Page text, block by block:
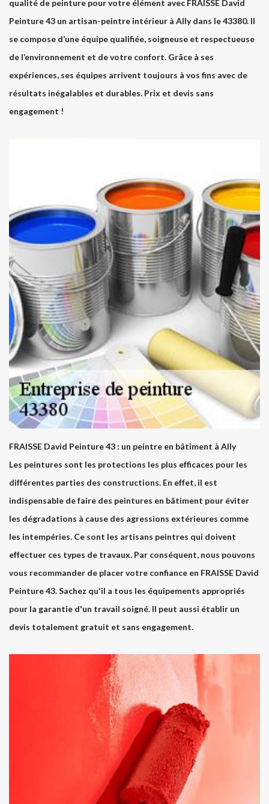
qualité de peinture pour votre élément avec FRAISSE David
Peinture 43 un artisan-peintre intérieur à Ally dans le 43380. Il
se compose d’une équipe qualifiée, soigneuse et respectueuse
de l’environnement et de votre confort. Grâce à ses
expériences, ses équipes arrivent toujours à vos fins avec de
résultats inégalables et durables. Prix et devis sans
engagement !
FRAISSE David Peinture 43 : un peintre en bâtiment à Ally
Les peintures sont les protections les plus efficaces pour les
différentes parties des constructions. En effet, il est
indispensable de faire des peintures en bâtiment pour éviter
les dégradations à cause des agressions extérieures comme
les intempéries. Ce sont les artisans peintres qui doivent
effectuer ces types de travaux. Par conséquent, nous pouvons
vous recommander de placer votre confiance en FRAISSE David
Peinture 43. Sachez qu'il a tous les équipements appropriés
pour la garantie d'un travail soigné. Il peut aussi établir un
devis totalement gratuit et sans engagement.